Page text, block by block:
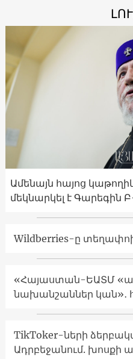
Ամենայն հայոց
մեկնարկել է Գարեգին
Wildberries-ը
«Հայաստան-ԵԱՏՄ
նախանշաններ կան»․
TikToker-ների
Ադրբեջանում. խոսքի